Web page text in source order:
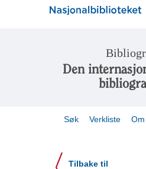
Den
Søk Verkliste
Tilbake til